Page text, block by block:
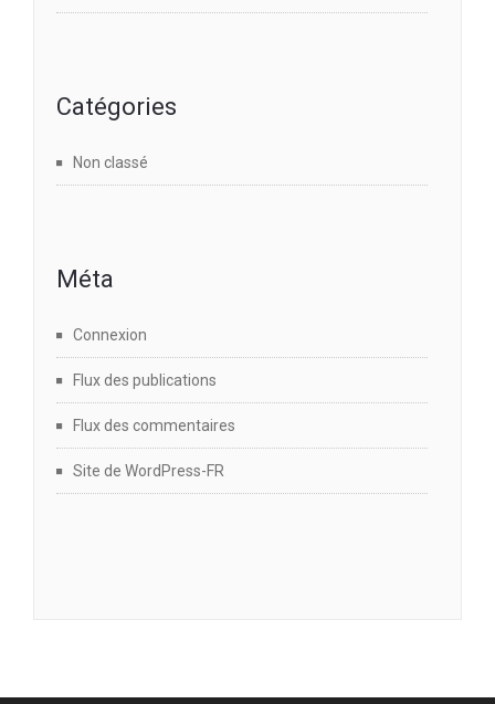
Catégories
Non classé
Méta
Connexion
Flux des publications
Flux des commentaires
Site de WordPress-FR